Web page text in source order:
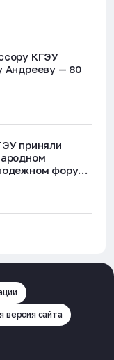
КГЭУ
Андрееву — 80
приняли
форуме
версия сайта